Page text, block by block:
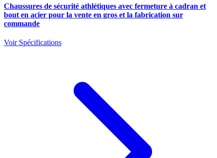
Chaussures de sécurité athlétiques avec fermeture à cadran et
bout en acier pour la vente en gros et la fabrication sur
commande
Voir Spécifications